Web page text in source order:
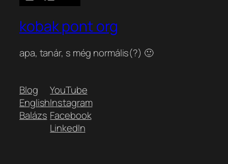
kobak pont org
apa, tanár, s még normális(?) 🙂
Blog
English
Balázs
YouTube
Instagram
Facebook
LinkedIn